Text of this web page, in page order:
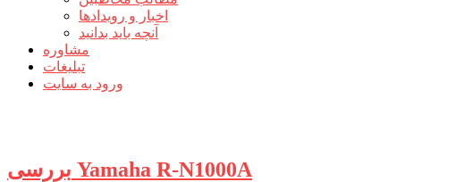
اخبار و رویدادها
آنچه باید بدانید
مشاوره
تبلیغات
ورود به سایت
بررسی Yamaha R-N1000A